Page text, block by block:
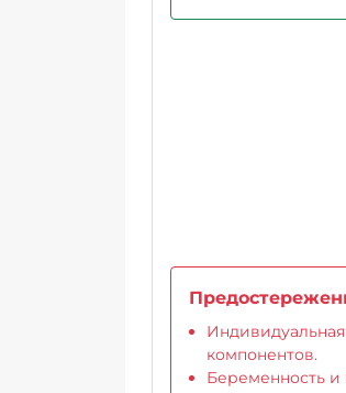
компонентов.
Беременность и